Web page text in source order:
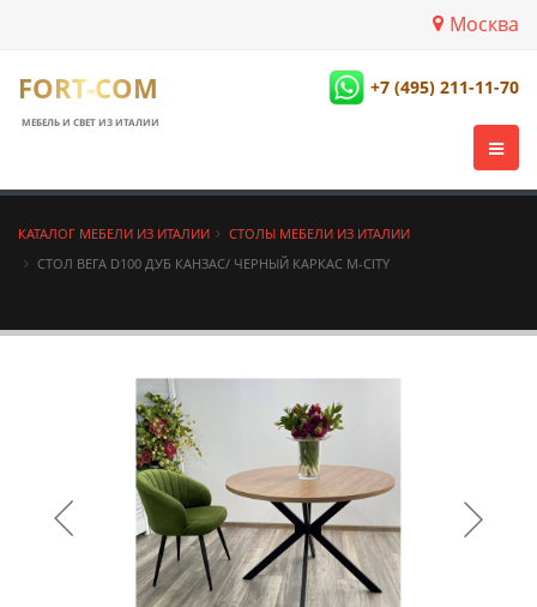
Москва
FORT-COM
МЕБЕЛЬ И СВЕТ ИЗ ИТАЛИИ
+7 (495) 211-11-70
КАТАЛОГ МЕБЕЛИ ИЗ ИТАЛИИ
СТОЛЫ МЕБЕЛИ ИЗ ИТАЛИИ
СТОЛ ВЕГА D100 ДУБ КАНЗАС/ ЧЕРНЫЙ КАРКАС М-CITY